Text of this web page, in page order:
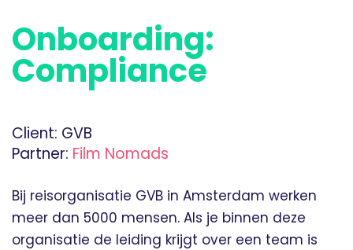
Onboarding:
Compliance
Client: GVB
Partner: Film Nomads
Bij reisorganisatie GVB in Amsterdam werken
meer dan 5000 mensen. Als je binnen deze
organisatie de leiding krijgt over een team is